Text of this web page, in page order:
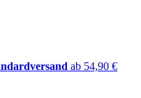
ab 54,90 €